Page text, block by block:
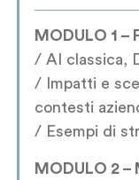
MODULO 1 –
/ AI classica,
/ Impatti e
contesti
/ Esempi di
MODULO 2 –